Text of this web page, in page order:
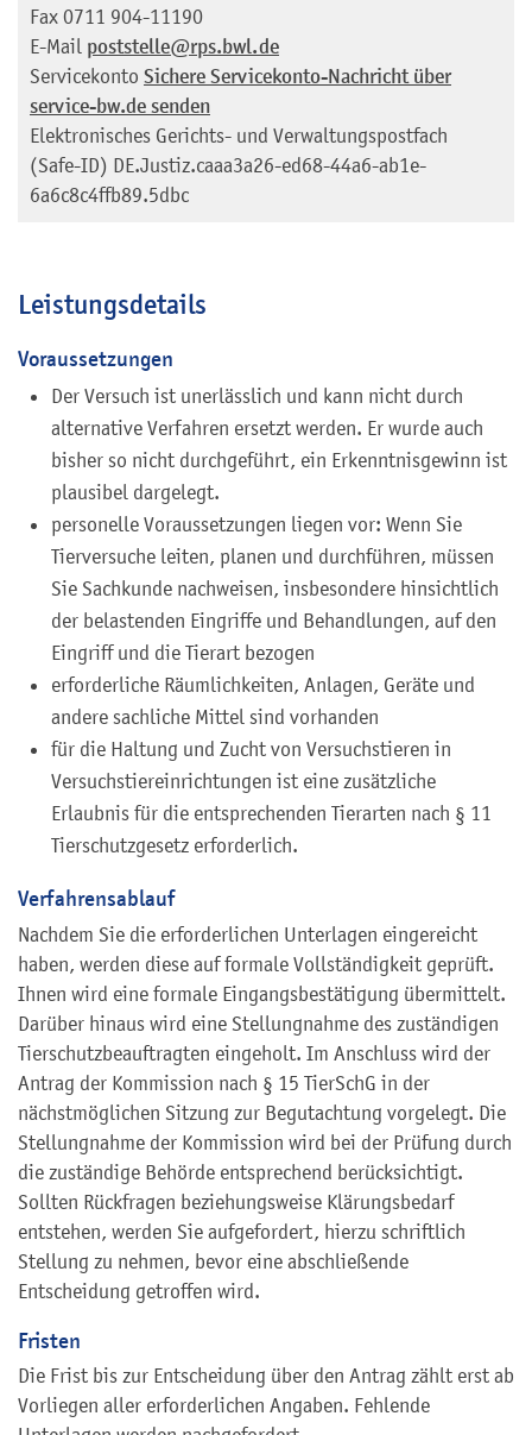
Fax 0711 904-11190
E-Mail poststelle@rps.bwl.de
Servicekonto Sichere Servicekonto-Nachricht über
service-bw.de senden
Elektronisches Gerichts- und Verwaltungspostfach
(Safe-ID) DE.Justiz.caaa3a26-ed68-44a6-ab1e-
6a6c8c4ffb89.5dbc
Leistungsdetails
Voraussetzungen
Der Versuch ist unerlässlich und kann nicht durch
alternative Verfahren ersetzt werden. Er wurde auch
bisher so nicht durchgeführt, ein Erkenntnisgewinn ist
plausibel dargelegt.
personelle Voraussetzungen liegen vor: Wenn Sie
Tierversuche leiten, planen und durchführen, müssen
Sie Sachkunde nachweisen, insbesondere hinsichtlich
der belastenden Eingriffe und Behandlungen, auf den
Eingriff und die Tierart bezogen
erforderliche Räumlichkeiten, Anlagen, Geräte und
andere sachliche Mittel sind vorhanden
für die Haltung und Zucht von Versuchstieren in
Versuchstiereinrichtungen ist eine zusätzliche
Erlaubnis für die entsprechenden Tierarten nach § 11
Tierschutzgesetz erforderlich.
Verfahrensablauf
Nachdem Sie die erforderlichen Unterlagen eingereicht
haben, werden diese auf formale Vollständigkeit geprüft.
Ihnen wird eine formale Eingangsbestätigung übermittelt.
Darüber hinaus wird eine Stellungnahme des zuständigen
Tierschutzbeauftragten eingeholt. Im Anschluss wird der
Antrag der Kommission nach § 15 TierSchG in der
nächstmöglichen Sitzung zur Begutachtung vorgelegt. Die
Stellungnahme der Kommission wird bei der Prüfung durch
die zuständige Behörde entsprechend berücksichtigt.
Sollten Rückfragen beziehungsweise Klärungsbedarf
entstehen, werden Sie aufgefordert, hierzu schriftlich
Stellung zu nehmen, bevor eine abschließende
Entscheidung getroffen wird.
Fristen
Die Frist bis zur Entscheidung über den Antrag zählt erst ab
Vorliegen aller erforderlichen Angaben. Fehlende